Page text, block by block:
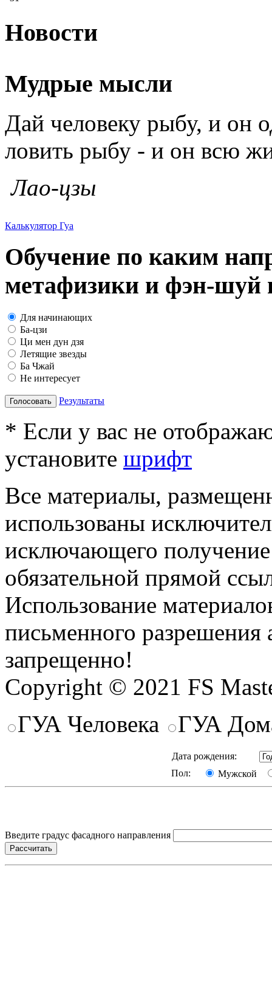
Новости
Мудрые мысли
Дай человеку рыбу, и он
ловить рыбу - и он всю
Лао-цзы
Калькулятор Гуа
Обучение по каким
метафизики и фэн-шуй
Для начинающих
Ба-цзи
Ци мен дун дзя
Летящие звезды
Ба Чжай
Не интересует
Голосовать Результаты
* Если у вас не
установите шрифт
Все материалы,
использованы
исключающего
обязательной прямой
Использование
письменного разрешения
запрещенно!
Copyright © 2021 FS
ГУА Человека
ГУА
Дата рождения:
Пол:
Мужской
Введите градус фасадного направления
Рассчитать